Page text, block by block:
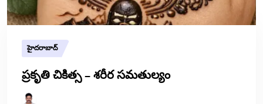
హైదరాబాద్
ప్రకృతి చికిత్స – శరీర సమతుల్యం